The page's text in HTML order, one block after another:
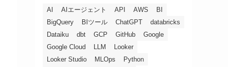
AI AIエージェント API AWS
BI
BigQuery
BIツール ChatGPT
databricks
Dataiku
dbt GCP GitHub
Google
Google Cloud
LLM
Looker
Looker Studio
MLOps Python